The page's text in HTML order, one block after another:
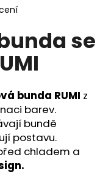
se
bunda RUMI z
barev.
bundě
postavu.
chladem a